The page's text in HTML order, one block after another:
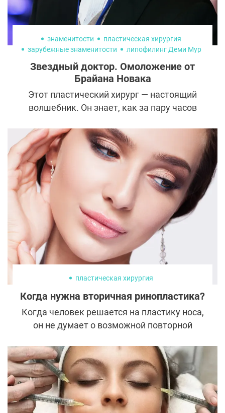
знаменитости
пластическая хирургия
зарубежные знаменитости
липофилинг Деми Мур
Звездный доктор. Омоложение от
Брайана Новака
Этот пластический хирург — настоящий
волшебник. Он знает, как за пару часов
молодость и уже через два дня отправить
на ковровую дорожку загадочно
улыбаться и говорить «просто выспалась».
В чем же секрет Брайана Новака? Сейчас
расскажем.
пластическая хирургия
Когда нужна вторичная ринопластика?
Когда человек решается на пластику носа,
он не думает о возможной повторной
успех. Однако ринопластика –
сложнейшая операция, предсказать
результат которой под силу лишь
опытному пластическому хирургу. К
сожалению, нередко пациенты страдают